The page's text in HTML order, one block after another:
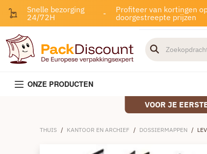
Snelle bezorging
24/72H
-
Profiteer van kortingen
doorgestreepte prijzen
ONZE PRODUCTEN
VOOR JE
THUIS / KANTOOR EN ARCHIEF / DOSSIERMAPPEN /